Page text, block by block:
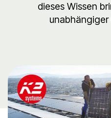
dieses Wissen
unabhängiger